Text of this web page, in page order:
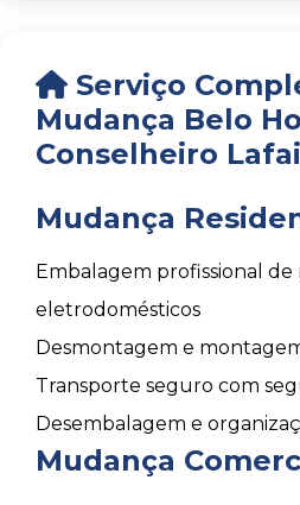
Serviço
Mudança Belo
Conselheiro
Mudança
Embalagem profissional de
eletrodomésticos
Desmontagem e
Transporte seguro com
Desembalagem e
Mudança